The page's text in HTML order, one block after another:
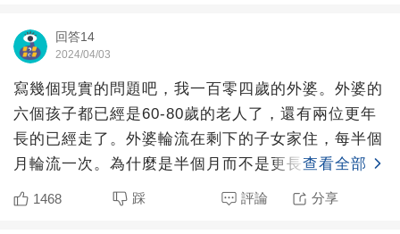
回答14
2024/04/03
寫幾個現實的問題吧，我一百零四歲的外婆。外婆的
六個孩子都已經是60-80歲的老人了，還有兩位更年
長的已經走了。外婆輪流在剩下的子女家住，每半個
月輪流一次。為什麼是半個月而不是更長？因為堅持
不了更長的時
查看全部
1468 踩 評論 分享